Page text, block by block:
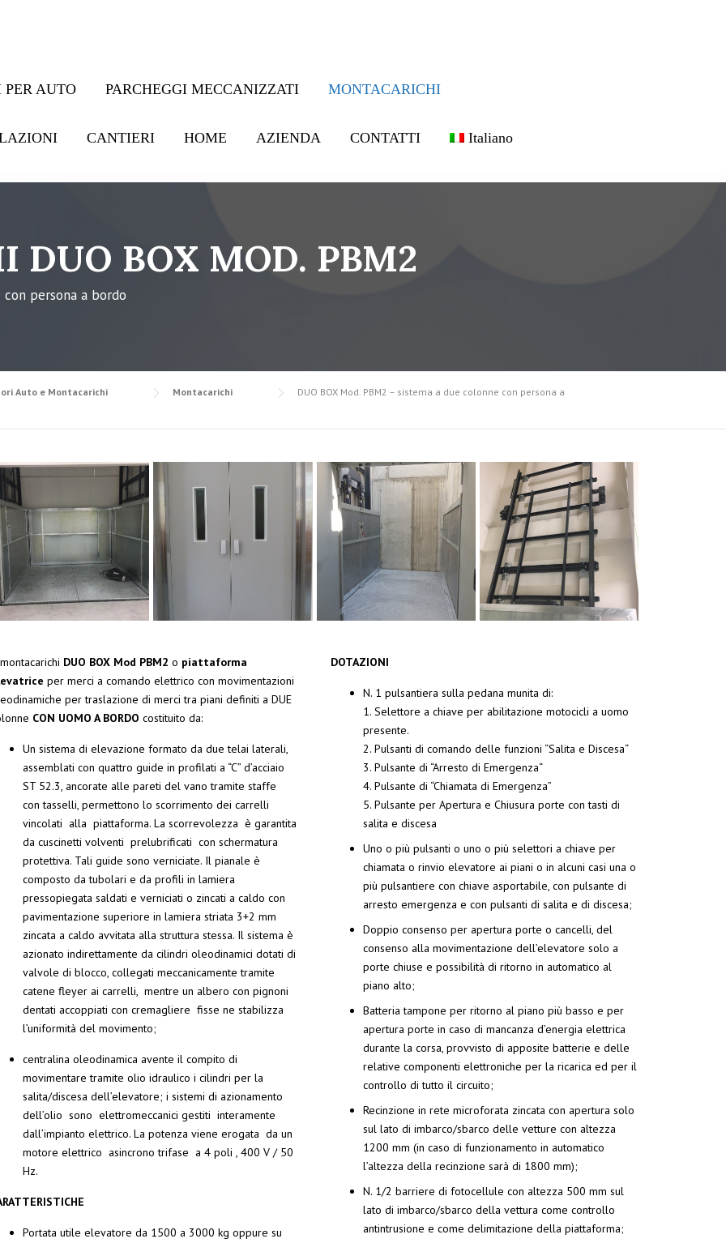
PER AUTO PARCHEGGI MECCANIZZATI MONTACARICHI
CANTIERI HOME AZIENDA CONTATTI Italiano
DUO BOX MOD. PBM2
persona a bordo
Auto e Montacarichi Montacarichi DUO BOX Mod. PBM2 – sistema a due colonne con persona a
DUO BOX Mod PBM2 o piattaforma
per merci a comando elettrico con movimentazioni
per traslazione di merci tra piani definiti a DUE
CON UOMO A BORDO costituito da:
Un sistema di elevazione formato da due telai laterali,
assemblati con quattro guide in profilati a “C” d’acciaio
ST 52.3, ancorate alle pareti del vano tramite staffe
con tasselli, permettono lo scorrimento dei carrelli
vincolati alla piattaforma. La scorrevolezza è garantita
da cuscinetti volventi prelubrificati con schermatura
protettiva. Tali guide sono verniciate. Il pianale è
composto da tubolari e da profili in lamiera
pressopiegata saldati e verniciati o zincati a caldo con
pavimentazione superiore in lamiera striata 3+2 mm
zincata a caldo avvitata alla struttura stessa. Il sistema è
azionato indirettamente da cilindri oleodinamici dotati di
valvole di blocco, collegati meccanicamente tramite
catene fleyer ai carrelli, mentre un albero con pignoni
dentati accoppiati con cremagliere fisse ne stabilizza
l’uniformità del movimento;
centralina oleodinamica avente il compito di
movimentare tramite olio idraulico i cilindri per la
salita/discesa dell’elevatore; i sistemi di azionamento
dell’olio sono elettromeccanici gestiti interamente
dall’impianto elettrico. La potenza viene erogata da un
motore elettrico asincrono trifase a 4 poli , 400 V / 50
Hz.
Portata utile elevatore da 1500 a 3000 kg oppure su
DOTAZIONI
N. 1 pulsantiera sulla pedana munita di:
1. Selettore a chiave per abilitazione motocicli a uomo
presente.
2. Pulsanti di comando delle funzioni “Salita e Discesa“
3. Pulsante di “Arresto di Emergenza“
4. Pulsante di “Chiamata di Emergenza”
5. Pulsante per Apertura e Chiusura porte con tasti di
salita e discesa
Uno o più pulsanti o uno o più selettori a chiave per
chiamata o rinvio elevatore ai piani o in alcuni casi una o
più pulsantiere con chiave asportabile, con pulsante di
arresto emergenza e con pulsanti di salita e di discesa;
Doppio consenso per apertura porte o cancelli, del
consenso alla movimentazione dell’elevatore solo a
porte chiuse e possibilità di ritorno in automatico al
piano alto;
Batteria tampone per ritorno al piano più basso e per
apertura porte in caso di mancanza d’energia elettrica
durante la corsa, provvisto di apposite batterie e delle
relative componenti elettroniche per la ricarica ed per il
controllo di tutto il circuito;
Recinzione in rete microforata zincata con apertura solo
sul lato di imbarco/sbarco delle vetture con altezza
1200 mm (in caso di funzionamento in automatico
l’altezza della recinzione sarà di 1800 mm);
N. 1/2 barriere di fotocellule con altezza 500 mm sul
lato di imbarco/sbarco della vettura come controllo
antintrusione e come delimitazione della piattaforma;